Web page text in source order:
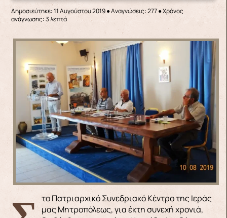
Δημοσιεύτηκε: 11 Αυγούστου 2019●Αναγνώσεις: 277● Χρόνος
ανάγνωσης: 3 λεπτά
μας Μητροπόλεως, για έκτη συνεχή χρονιά,